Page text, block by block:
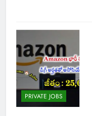
PRIVATE JOBS